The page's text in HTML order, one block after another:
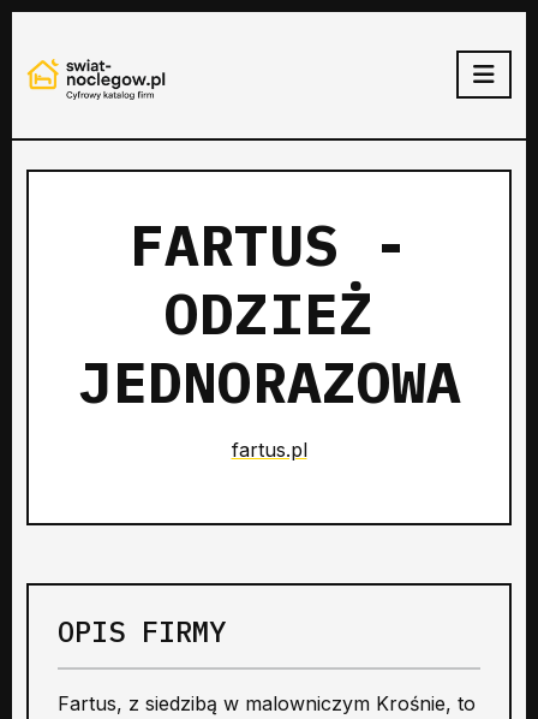
FARTUS -
ODZIEŻ
JEDNORAZOWA
fartus.pl
OPIS FIRMY
Fartus, z siedzibą w malowniczym Krośnie, to